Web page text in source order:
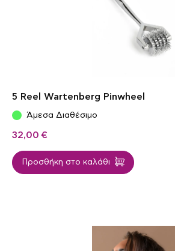
5 Reel Wartenberg Pinwheel
Άμεσα Διαθέσιμο
32,00 €
Προσθήκη στο καλάθι